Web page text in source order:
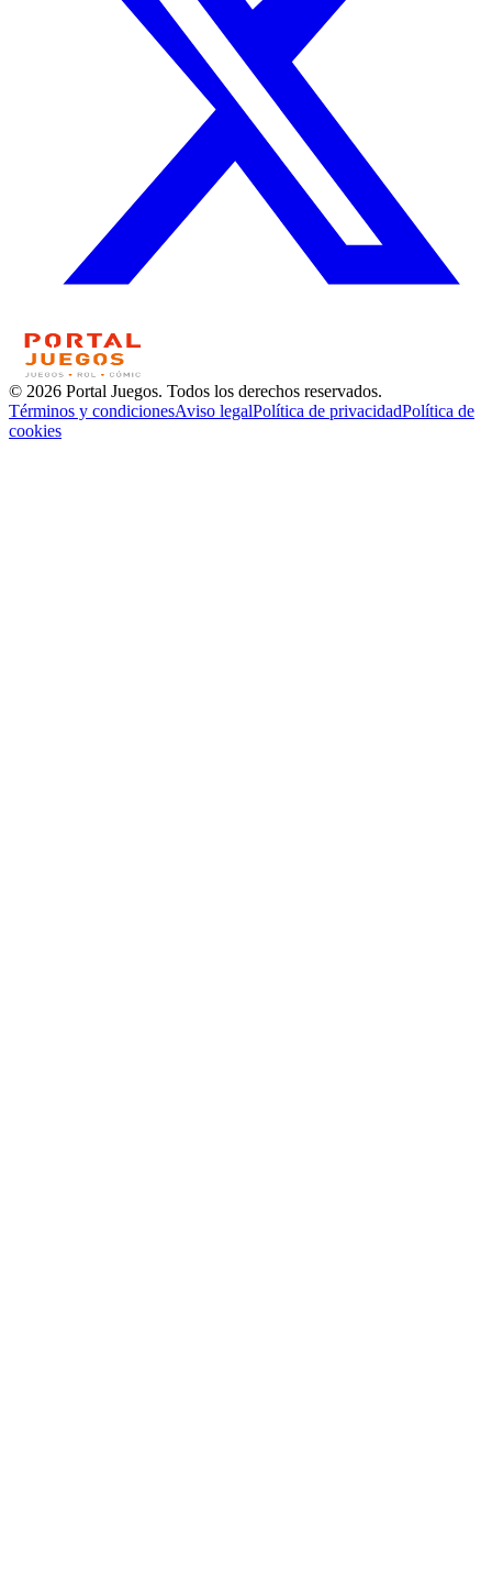
© 2026 Portal Juegos. Todos los derechos reservados.
Términos y condicionesAviso legalPolítica de privacidadPolítica de
cookies